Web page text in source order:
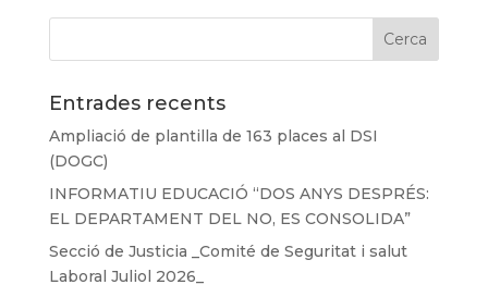
Entrades recents
Ampliació de plantilla de 163 places al DSI
(DOGC)
INFORMATIU EDUCACIÓ “DOS ANYS DESPRÉS:
EL DEPARTAMENT DEL NO, ES CONSOLIDA”
Secció de Justicia _Comité de Seguritat i salut
Laboral Juliol 2026_